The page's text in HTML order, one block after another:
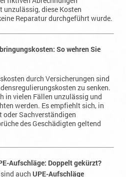
So wehren Sie
durch Versicherungen sind
zu senken.
in vielen Fällen unzulässig und
werden. Es empfiehlt sich, in
oder Sachverständigen
des Geschädigten geltend
auchUPE-Aufschläge
ein häufiger Streitpunkt.
Werkstätten erhoben, um Kosten